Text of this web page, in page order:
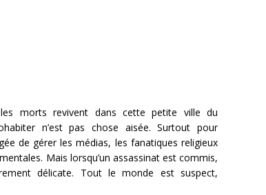
morts revivent dans cette petite ville du
n’est pas chose aisée. Surtout pour
de gérer les médias, les fanatiques religieux
Mais lorsqu’un assassinat est commis,
délicate. Tout le monde est suspect,